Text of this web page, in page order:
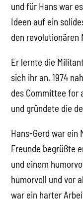
und für Hans war
Ideen auf ein
den revolutionären
Er lernte die
sich ihr an. 1974
des Committee for
und gründete die
Hans-Gerd war ein
Freunde begrüßte
und einem
humorvoll und vor
war ein harter